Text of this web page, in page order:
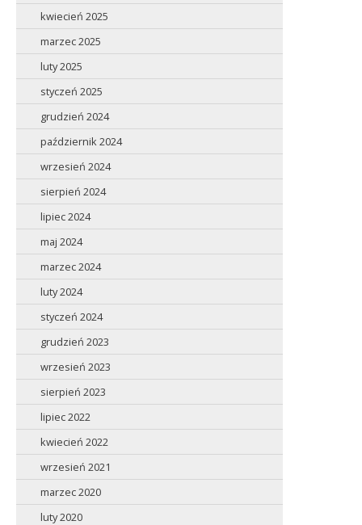
kwiecień 2025
marzec 2025
luty 2025
styczeń 2025
grudzień 2024
październik 2024
wrzesień 2024
sierpień 2024
lipiec 2024
maj 2024
marzec 2024
luty 2024
styczeń 2024
grudzień 2023
wrzesień 2023
sierpień 2023
lipiec 2022
kwiecień 2022
wrzesień 2021
marzec 2020
luty 2020